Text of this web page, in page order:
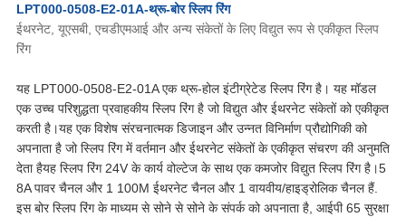
POLICY
LPT000-0508-E2-01A-थ्रू-बोर स्लिप रिंग
ईथरनेट, यूएसबी, एचडीएमआई और अन्य संकेतों के लिए विद्युत रूप से एकीकृत स्लिप
रिंग
यह LPT000-0508-E2-01A एक थ्रू-होल इंटीग्रेटेड स्लिप रिंग है। यह मॉडल
एक उच्च परिशुद्धता प्रवाहकीय स्लिप रिंग है जो विद्युत और ईथरनेट संकेतों को एकीकृत
करती है।यह एक विशेष संरचनात्मक डिजाइन और उन्नत विनिर्माण प्रौद्योगिकी को
अपनाता है जो स्लिप रिंग में वर्तमान और ईथरनेट संकेतों के एकीकृत संचरण की अनुमति
देता हैयह स्लिप रिंग 24V के कार्य वोल्टेज के साथ एक कमजोर विद्युत स्लिप रिंग है।5
8A पावर चैनल और 1 100M ईथरनेट चैनल और 1 वायवीय/हाइड्रोलिक चैनल हैं.
इस बोर स्लिप रिंग के माध्यम से सोने से सोने के संपर्क को अपनाता है, आईपी 65 सुरक्षा